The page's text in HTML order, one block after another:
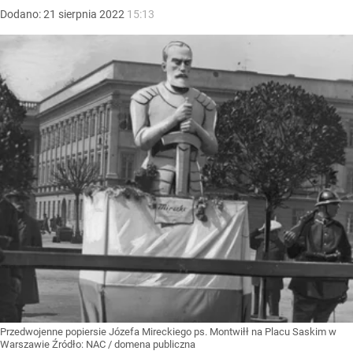
Dodano:21 sierpnia 2022 15:13
Przedwojenne popiersie Józefa Mireckiego ps. Montwiłł na Placu Saskim w
Warszawie Źródło: NAC / domena publiczna